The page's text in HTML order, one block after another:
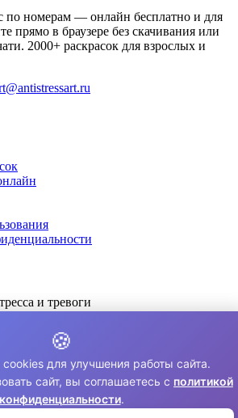
по номерам — онлайн бесплатно и для
прямо в браузере без скачивания или
2000+ раскрасок для взрослых и
и тревоги
и расслабления
досуга
Все права защищены.
использования. Коммерческое
🍪
для улучшения работы сайта.
сайт, вы соглашаетесь с политикой
конфиденциальности.